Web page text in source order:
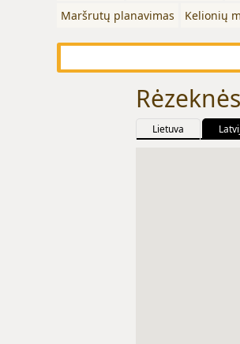
Maršrutų planavimas
Kelionių
Lietuva